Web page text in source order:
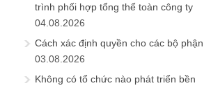
trình phối hợp tổng thể toàn công ty
04.08.2026
Cách xác định quyền cho các bộ phận
03.08.2026
Không có tổ chức nào phát triển bền